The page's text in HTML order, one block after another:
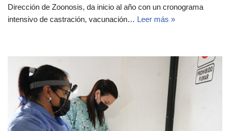
Dirección de Zoonosis, da inicio al año con un cronograma
intensivo de castración, vacunación… Leer más »